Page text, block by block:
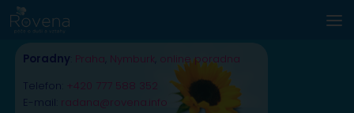
Skip to content
Poradny Praha Nymburk online poradna
Telefon: +420 777 588 352
E-mail: radana@rovena.info